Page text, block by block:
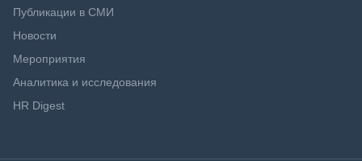
Публикации в СМИ
Новости
Мероприятия
Аналитика и исследования
HR Digest